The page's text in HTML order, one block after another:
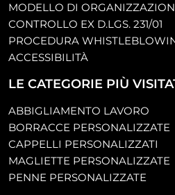
MODELLO DI
CONTROLLO EX D.LGS. 231/01
PROCEDURA
ACCESSIBILITÀ
LE CATEGORIE PIÙ
ABBIGLIAMENTO LAVORO
BORRACCE PERSONALIZZATE
CAPPELLI PERSONALIZZATI
MAGLIETTE PERSONALIZZATE
PENNE PERSONALIZZATE